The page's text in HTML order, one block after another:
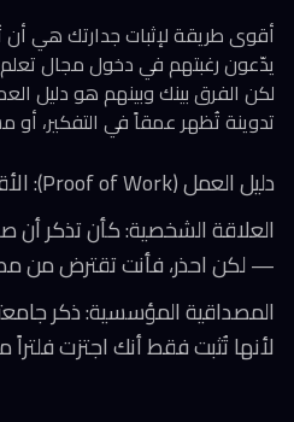
أقوى طريقة لإثبات جدارتك هي
يدّعون رغبتهم في دخول مجال تعلم
لكن الفرق بينك وبينهم هو دليل
تدوينة تُظهر عمقاً في التفكير، أو
دليل العمل (Proof of Work): الأقوى والأكثر إقناعاً
العلاقة الشخصية: كأن تذكر أن
— لكن احذر، فأنت تقترض من
المصداقية المؤسسية: ذكر
لأنها تُثبت فقط أنك اجتزت